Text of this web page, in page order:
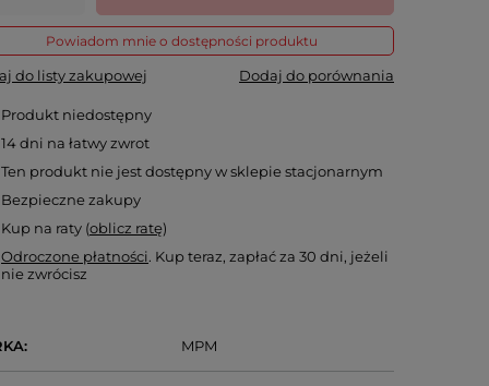
Powiadom mnie o dostępności produktu
do listy zakupowej Dodaj do porównania
Produkt niedostępny
14dni na łatwy zwrot
Ten produkt nie jest dostępny w sklepie stacjonarnym
Bezpieczne zakupy
Kup na raty (oblicz ratę)
Odroczone płatności. Kup teraz, zapłać za 30 dni, jeżeli
nie zwrócisz
MPM